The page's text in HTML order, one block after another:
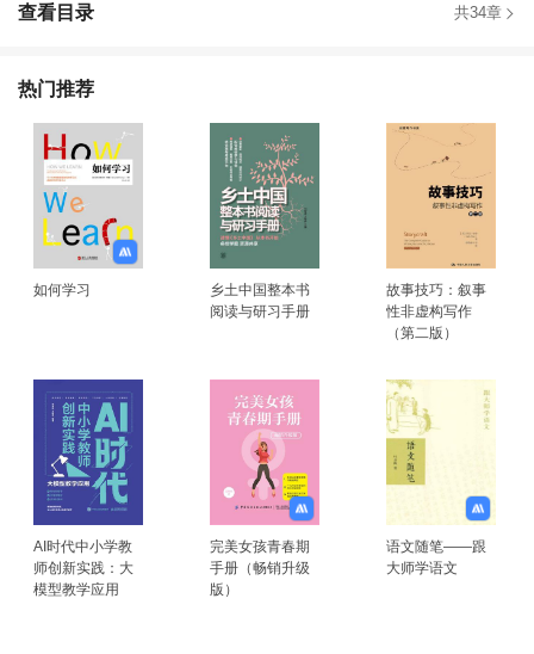
查看目录 共34章
热门推荐
如何学习
乡土中国整本书
阅读与研习手册
故事技巧：叙事
性非虚构写作
（第二版）
AI时代中小学教
师创新实践：大
模型教学应用
完美女孩青春期
手册（畅销升级
版）
语文随笔——跟
大师学语文